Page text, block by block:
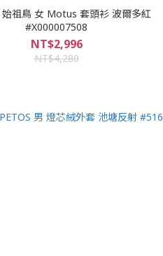
祖鳥 女 Motus 套頭衫 波爾多紅
#X000007508
NT$2,996
NT$4,280